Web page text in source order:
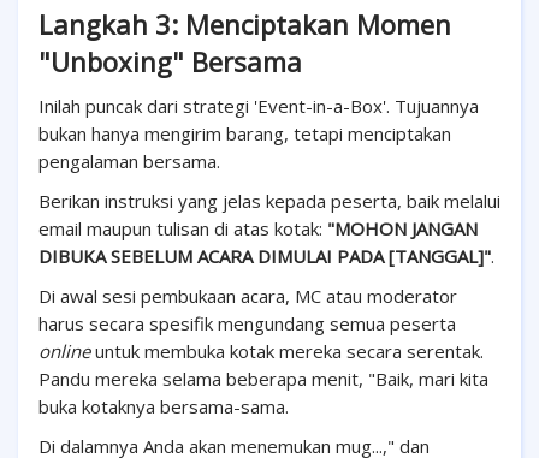
Langkah 3: Menciptakan Momen
"Unboxing" Bersama
Inilah puncak dari strategi 'Event-in-a-Box'. Tujuannya
bukan hanya mengirim barang, tetapi menciptakan
pengalaman bersama.
Berikan instruksi yang jelas kepada peserta, baik melalui
email maupun tulisan di atas kotak: "MOHON JANGAN
DIBUKA SEBELUM ACARA DIMULAI PADA [TANGGAL]".
Di awal sesi pembukaan acara, MC atau moderator
harus secara spesifik mengundang semua peserta
onlineuntuk membuka kotak mereka secara serentak.
Pandu mereka selama beberapa menit, "Baik, mari kita
buka kotaknya bersama-sama.
Di dalamnya Anda akan menemukan mug...," dan